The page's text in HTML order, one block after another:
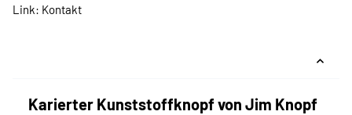
Link: Kontakt
Karierter Kunststoffknopf von Jim Knopf